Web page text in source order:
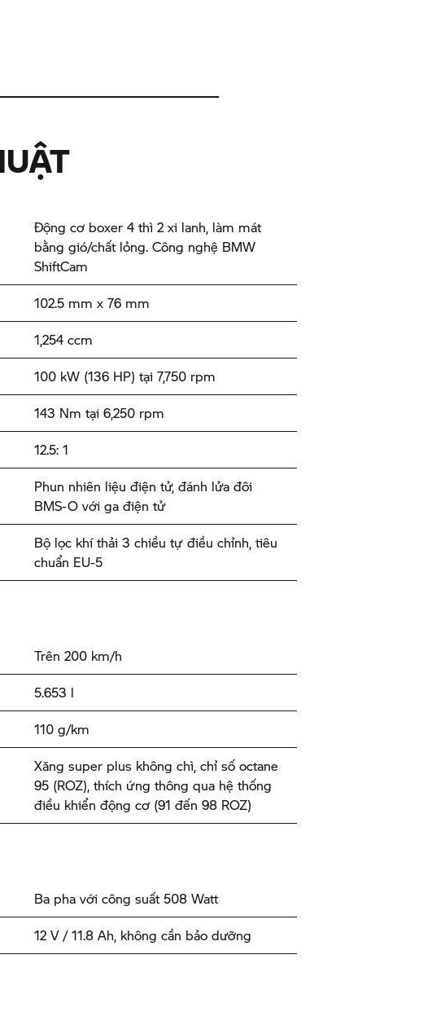
Động cơ boxer 4 thì 2 xi lanh, làm mát
bằng gió/chất lỏng. Công nghệ BMW
ShiftCam
102.5 mm x 76 mm
1,254 ccm
100 kW (136 HP) tại 7,750 rpm
143 Nm tại 6,250 rpm
12.5: 1
Phun nhiên liệu điện tử, đánh lửa đôi
BMS-O với ga điện tử
Bộ lọc khí thải 3 chiều tự điều chỉnh, tiêu
chuẩn EU-5
Trên 200 km/h
5.653 l
110 g/km
Xăng super plus không chì, chỉ số octane
95 (ROZ), thích ứng thông qua hệ thống
điều khiển động cơ (91 đến 98 ROZ)
Ba pha với công suất 508 Watt
12 V / 11.8 Ah, không cần bảo dưỡng